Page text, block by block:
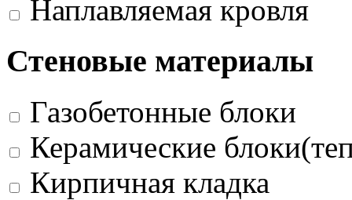
Наплавляемая кровля
Стеновые материалы
Газобетонные блоки
Керамические
Кирпичная кладка